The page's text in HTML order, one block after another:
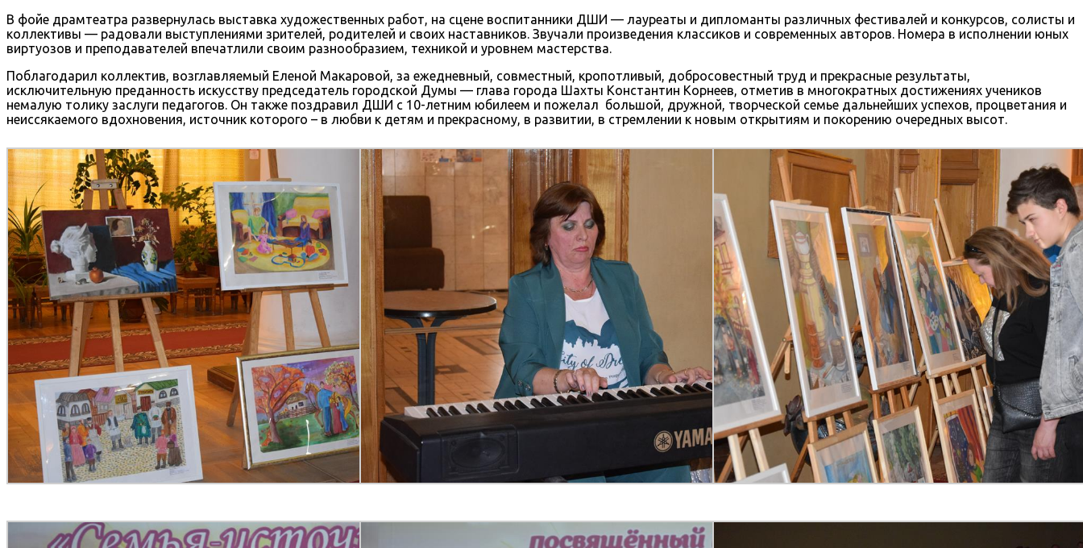
В фойе драмтеатра развернулась выставка художественных работ, на сцене воспитанники ДШИ — лауреаты и дипломанты различных фестивалей и конкурсов, солисты и
коллективы — радовали выступлениями зрителей, родителей и своих наставников. Звучали произведения классиков и современных авторов. Номера в исполнении юных
виртуозов и преподавателей впечатлили своим разнообразием, техникой и уровнем мастерства.
Поблагодарил коллектив, возглавляемый Еленой Макаровой, за ежедневный, совместный, кропотливый, добросовестный труд и прекрасные результаты,
исключительную преданность искусству председатель городской Думы — глава города Шахты Константин Корнеев, отметив в многократных достижениях учеников
немалую толику заслуги педагогов. Он также поздравил ДШИ с 10-летним юбилеем и пожелал большой, дружной, творческой семье дальнейших успехов, процветания и
неиссякаемого вдохновения, источник которого – в любви к детям и прекрасному, в развитии, в стремлении к новым открытиям и покорению очередных высот.